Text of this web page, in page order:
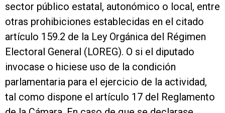
sector público estatal, autonómico o local, entre
otras prohibiciones establecidas en el citado
artículo 159.2 de la Ley Orgánica del Régimen
Electoral General (LOREG). O si el diputado
invocase o hiciese uso de la condición
parlamentaria para el ejercicio de la actividad,
tal como dispone el artículo 17 del Reglamento